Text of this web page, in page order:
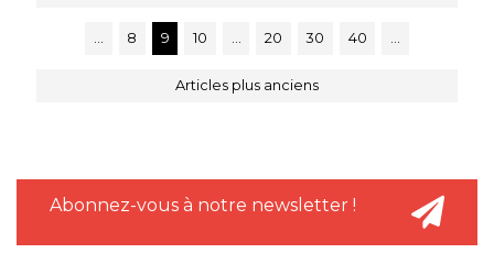
8 9 10 20 30 40
Articles plus anciens
Abonnez-vous à notre newsletter !